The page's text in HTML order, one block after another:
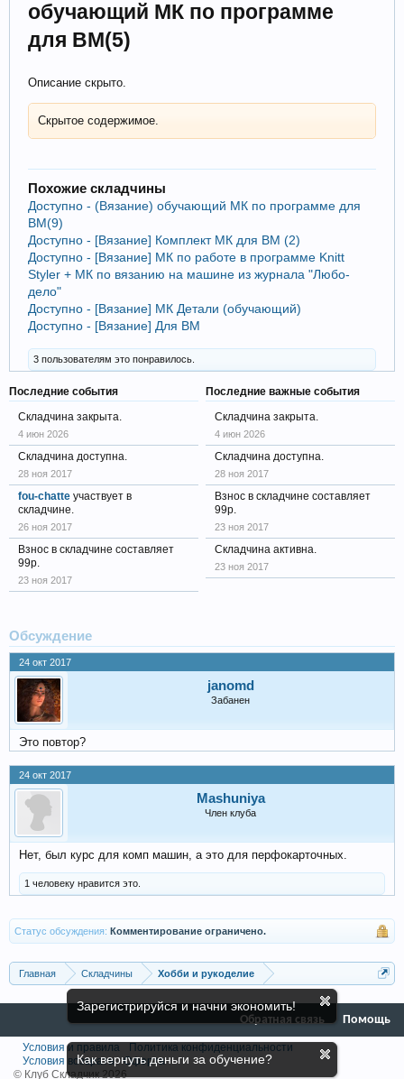
Зарегистрируйся и начни экономить!
Как вернуть деньги за обучение?
обучающий МК по программе
для ВМ(5)
Описание скрыто.
Скрытое содержимое.
Похожие складчины
Доступно - (Вязание) обучающий МК по программе для
ВМ(9)
Доступно - [Вязание] Комплект МК для ВМ (2)
Доступно - [Вязание] МК по работе в программе Knitt
Styler + МК по вязанию на машине из журнала "Любо-
дело"
Доступно - [Вязание] МК Детали (обучающий)
Доступно - [Вязание] Для ВМ
3 пользователям это понравилось.
Последние события
Складчина закрыта.
4 июн 2026
Складчина доступна.
28 ноя 2017
fou-chatte участвует в
складчине.
26 ноя 2017
Взнос в складчине составляет
99р.
23 ноя 2017
Последние важные события
Складчина закрыта.
4 июн 2026
Складчина доступна.
28 ноя 2017
Взнос в складчине составляет
99р.
23 ноя 2017
Складчина активна.
23 ноя 2017
Обсуждение
24 окт 2017
janomd
Забанен
Это повтор?
24 окт 2017
Mashuniya
Член клуба
Нет, был курс для комп машин, а это для перфокарточных.
1 человеку нравится это.
Статус обсуждения: Комментирование ограничено.
Главная Складчины Хобби и рукоделие
Обратная связь Помощь
Условия и правила
Политика конфиденциальности
Условия возврата
Оферта
© Клуб Складчик 2026